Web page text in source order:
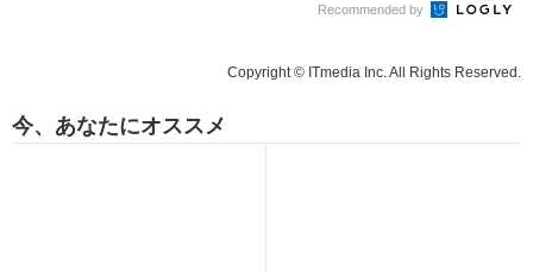
Recommended by
Copyright © ITmedia Inc. All Rights Reserved.
今、あなたにオススメ